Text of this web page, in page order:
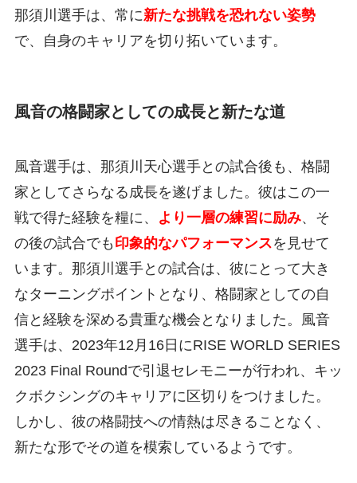
那須川選手は、常に新たな挑戦を恐れない姿勢
で、自身のキャリアを切り拓いています。
風音の格闘家としての成長と新たな道
風音選手は、那須川天心選手との試合後も、格闘
家としてさらなる成長を遂げました。彼はこの一
戦で得た経験を糧に、
より一層の練習に励み、そ
の後の試合でも 印象的なパフォーマンスを見せて
います。那須川選手との試合は、彼にとって大き
なターニングポイントとなり、格闘家としての自
信と経験を深める貴重な機会となりました。風音
選手は、2023年12月16日にRISE WORLD SERIES
2023 Final Roundで引退セレモニーが行われ、キッ
クボクシングのキャリアに区切りをつけました。
しかし、彼の格闘技への情熱は尽きることなく、
新たな形でその道を模索しているようです。